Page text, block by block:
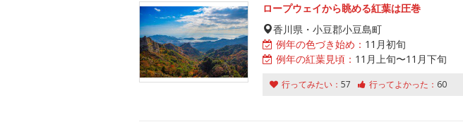
ロープウェイから眺める紅葉は圧巻
香川県・小豆郡小豆島町
例年の色づき始め： 11月初旬
例年の紅葉見頃： 11月上旬〜11月下旬
行ってみたい： 57 行ってよかった： 60